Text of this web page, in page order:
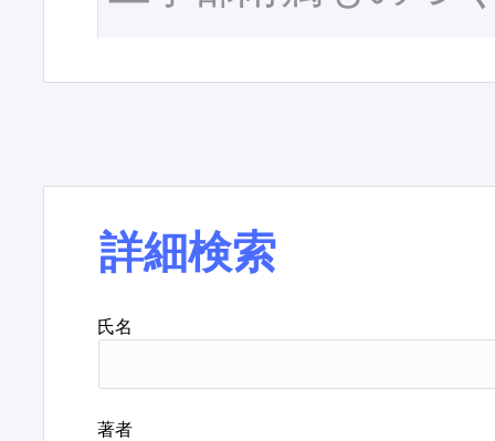
詳細検索
氏名
著者